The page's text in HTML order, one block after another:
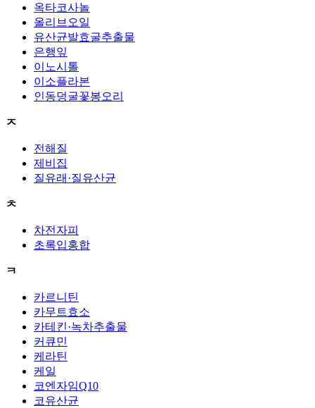
옥타코사놀
올리브오일
유산균발효굴추출물
은행잎
이노시톨
이소플라본
인동덩굴꽃봉오리
ㅈ
전해질
제비집
질유래·질유산균
ㅊ
차전자피
초록입홍합
ㅋ
카르니틴
카무트효소
카테킨·녹차추출물
커큐민
케라틴
케일
코엔자임Q10
코유산균